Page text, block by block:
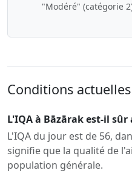
"Modéré" (catégorie
Conditions
L'IQA à Bāzārak est-il
L'IQA du jour est de 56,
signifie que la qualité de
population générale.